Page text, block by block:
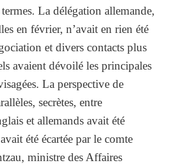
La délégation allemande,
en février, n’avait en rien été
et divers contacts plus
avaient dévoilé les principales
La perspective de
secrètes, entre
et allemands avait été
été écartée par le comte
ministre des Affaires